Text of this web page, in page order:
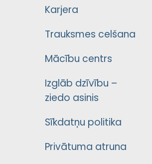
Karjera
Trauksmes celšana
Mācību centrs
Izglāb dzīvību –
ziedo asinis
Sīkdatņu politika
Privātuma atruna